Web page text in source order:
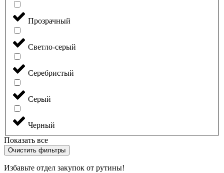
Прозрачный
Светло-серый
Серебристый
Серый
Черный
Показать все
Очистить фильтры
Избавьте отдел закупок от рутины!